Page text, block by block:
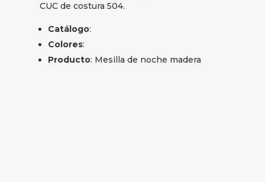
CUC de costura 504.
Catálogo:
Colores:
Producto: Mesilla de noche madera